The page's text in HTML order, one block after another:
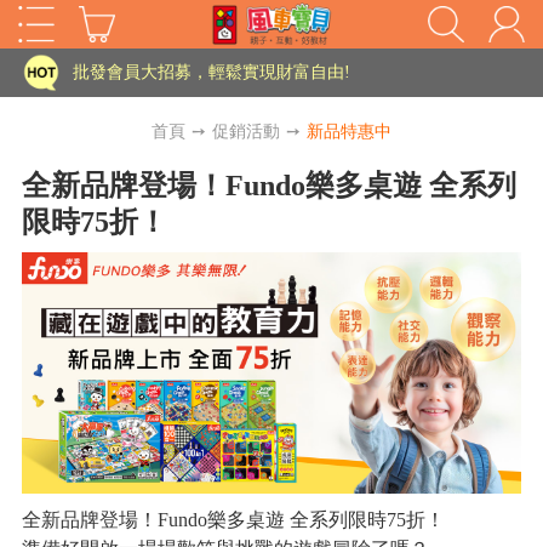
HOT
家長樂了!「風車書版集團暨FOOD超人企業總部」目前正興建中!
批發會員大招募，輕鬆實現財富自由!
老師您好!!幼教會員火熱招募中~
海外購物免煩惱！點我查看『海外購物流程說明』
批發會員大招募，輕鬆實現財富自由!
如需更改或重開發票 需在訂單成立三天內通知客服 寄回發票需附上回郵郵票
老師您好!!幼教會員火熱招募中~
海外購物免煩惱！點我查看『海外購物流程說明』
首頁 ➙ 促銷活動 ➙ 新品特惠中
全新品牌登場！Fundo樂多桌遊 全系列
限時75折！
全新品牌登場！Fundo樂多桌遊 全系列限時75折！